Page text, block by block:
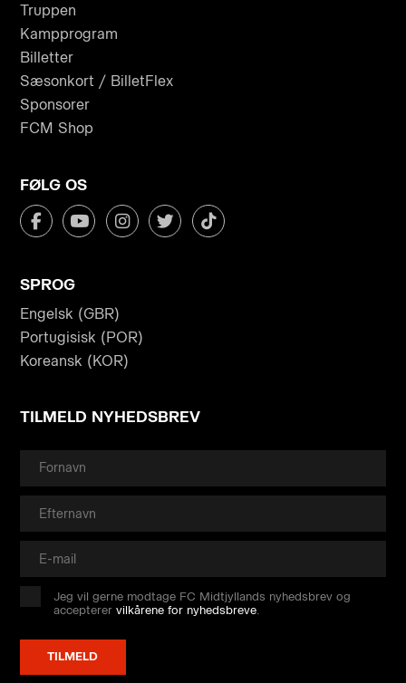
Truppen
Kampprogram
Billetter
Sæsonkort / BilletFlex
Sponsorer
FCM Shop
FØLG OS
SPROG
Engelsk (GBR)
Portugisisk (POR)
Koreansk (KOR)
TILMELD NYHEDSBREV
Jeg vil gerne modtage FC Midtjyllands nyhedsbrev og
accepterervilkårene for nyhedsbreve.